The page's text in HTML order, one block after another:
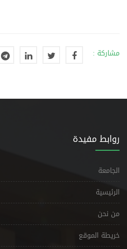
مشاركة :
روابط مفيدة
الجامعة
الرئيسية
من نحن
خريطة الموقع